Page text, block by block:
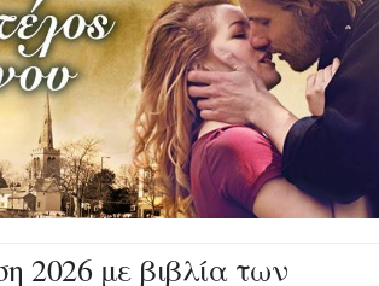
2026 με βιβλία των